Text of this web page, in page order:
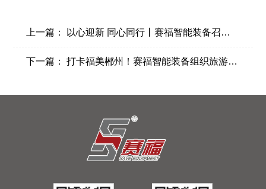
上一篇： 以心迎新 同心同行丨赛福智能装备召开2023新员工座谈会
下一篇：打卡福美郴州！赛福智能装备组织旅游团建拓展活动